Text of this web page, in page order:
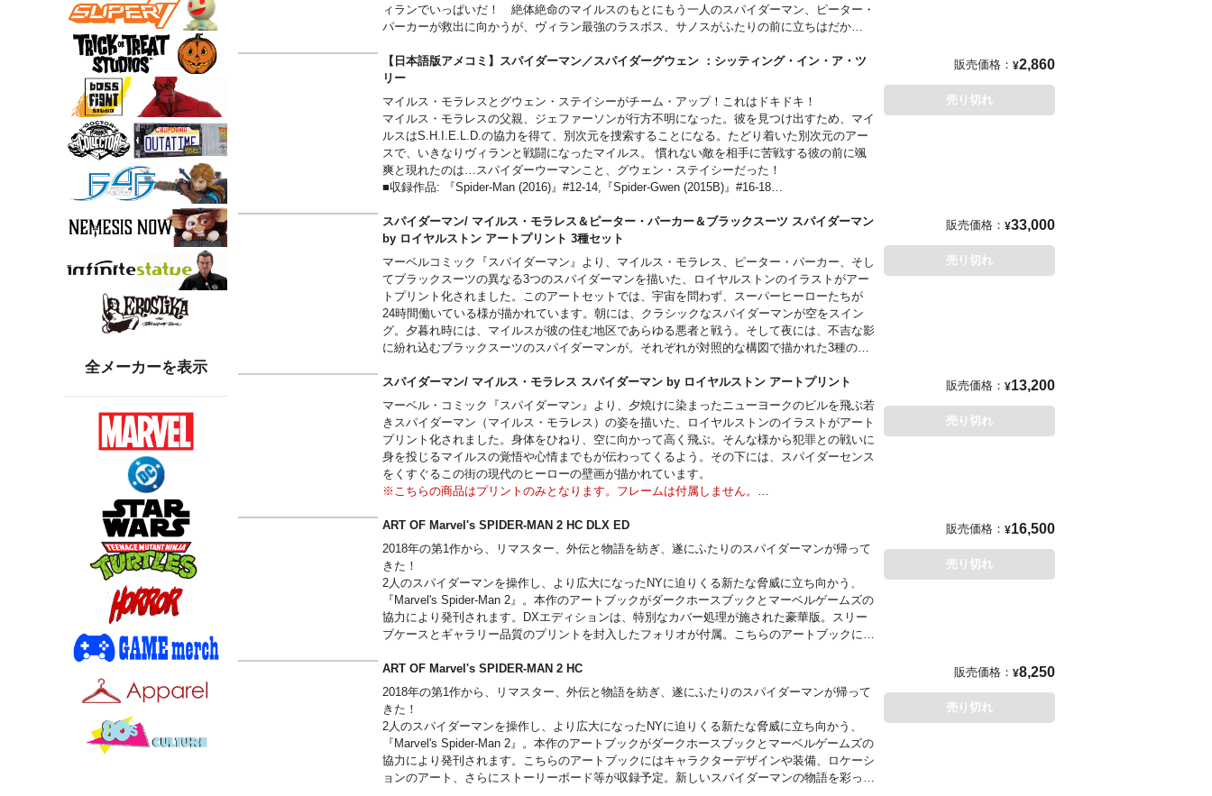
全メーカーを表示
ィランでいっぱいだ！ 絶体絶命のマイルスのもとにもう一人のスパイダーマン、ピーター・
パーカーが救出に向かうが、ヴィラン最強のラスボス、サノスがふたりの前に立ちはだか
■収録作品: 『Peter Parker & Miles Morales: Spider-Men Double Trouble 』#1-4、『Spider-
Man &Venom: Double Trouble 』#1
【著】マリコ・タマキ、ビタ・アヤラ［作］/ グリヒル［画］
●マリコ・タマキ［作］……カナダ出身のライター。彼女の作品は各方面で高い評価を得てお
り、2019年に発表した『ローラ・ディーン・キープス・ブレーキング・アップ・ウィズ・ミ
ー』でアイズナー賞を受賞している。
●ビタ・アヤラ［作］……ニューヨークを拠点とするコミックス・ライター。作品に『ニュー
ミュータンツ』『X・オブ・ソーズ』『モービウス』などがある。
●グリヒル［画］……作画担当のササキと彩色担当のカワノで構成される日本のイラストレー
ターユニット。DCで『スーパーマン・スマッシュ・ザ・クラン』、マーベルにて『パワーパ
ック』『グウェンプール』『ソー&ロキ：ダブル・トラブル』などを手がけている。
●権田アスカ［訳］……翻訳家、ライター。主な訳書に『シルク』『スパイダーパンク：バト
ル・オブ・ザ・バンド』シリーズなどがある。
【日本語版アメコミ】スパイダーマン／スパイダーグウェン ：シッティング・イン・ア・ツ
リー
マイルス・モラレスとグウェン・ステイシーがチーム・アップ！これはドキドキ！
マイルス・モラレスの父親、ジェファーソンが行方不明になった。彼を見つけ出すため、マイ
ルスはS.H.I.E.L.D.の協力を得て、別次元を捜索することになる。たどり着いた別次元のアー
スで、いきなりヴィランと戦闘になったマイルス。 慣れない敵を相手に苦戦する彼の前に颯
爽と現れたのは…スパイダーウーマンこと、グウェン・ステイシーだった！
■収録作品: 『Spider-Man (2016)』#12-14,『Spider-Gwen (2015B)』#16-18
リ、ロビー・ロドリゲス［画］
●ブライアン・マイケル・ベンディス［作］……『アルティメット・スパイダーマン』『ニュ
ー・アベンジャーズ』『シークレット・ウォーズ』などの人気タイトルを手がける売れっ子ラ
イター。
●サラ・ピチェッリ［画］……2011年に『アルティメット・スパイダーマン』のメインアーテ
ィストを務め、同年イーグル賞を受賞したアーティスト。近年は『スカーレット・ウィッチ』
などを手がけている。
●光岡 三ツ子［訳］……翻訳家、ライター。主な訳書に『スパイダーグウェン』シリーズ、
『シビル・ウォー／キャプテン・アメリカ：プレリュード』『ドクター・ストレンジ：プレリ
ュード』などがある。
販売価格： ¥2,860
売り切れ
スパイダーマン/ マイルス・モラレス＆ピーター・パーカー＆ブラックスーツ スパイダーマン
by ロイヤルストン アートプリント 3種セット
マーベルコミック『スパイダーマン』より、マイルス・モラレス、ピーター・パーカー、そし
てブラックスーツの異なる3つのスパイダーマンを描いた、ロイヤルストンのイラストがアー
トプリント化されました。このアートセットでは、宇宙を問わず、スーパーヒーローたちが
24時間働いている様が描かれています。朝には、クラシックなスパイダーマンが空をスイン
グ。夕暮れ時には、マイルスが彼の住む地区であらゆる悪者と戦う。そして夜には、不吉な影
に紛れ込むブラックスーツのスパイダーマンが。それぞれが対照的な構図で描かれた3種のア
※こちらの商品はプリントのみとなります。フレームは付属しません。
クオリティコントロールなどのため製作数を限定し、貴重なコレクターアイテムとして知られ
るサイドショウのアートプリントシリーズ。今まであまり正式流通しなかったこのアートプリ
ントが、サイドショーの協力によりここ日本でも購入が可能に！
サイズ: 304.8mm x 457.2mm / 16 x 24”
販売価格： ¥33,000
売り切れ
スパイダーマン/ マイルス・モラレス スパイダーマン by ロイヤルストン アートプリント
マーベル・コミック『スパイダーマン』より、夕焼けに染まったニューヨークのビルを飛ぶ若
きスパイダーマン（マイルス・モラレス）の姿を描いた、ロイヤルストンのイラストがアート
プリント化されました。身体をひねり、空に向かって高く飛ぶ。そんな様から犯罪との戦いに
身を投じるマイルスの覚悟や心情までもが伝わってくるよう。その下には、スパイダーセンス
をくすぐるこの街の現代のヒーローの壁画が描かれています。
※こちらの商品はプリントのみとなります。フレームは付属しません。
るサイドショウのアートプリントシリーズ。今まであまり正式流通しなかったこのアートプリ
ントが、サイドショーの協力によりここ日本でも購入が可能に！
サイズ: 304.8mm x 457.2mm / 16 x 24”
販売価格： ¥13,200
売り切れ
ART OF Marvel's SPIDER-MAN 2 HC DLX ED
2018年の第1作から、リマスター、外伝と物語を紡ぎ、遂にふたりのスパイダーマンが帰って
きた！
2人のスパイダーマンを操作し、より広大になったNYに迫りくる新たな脅威に立ち向かう、
『Marvel's Spider-Man 2』。本作のアートブックがダークホースブックとマーベルゲームズの
協力により発刊されます。DXエディションは、特別なカバー処理が施された豪華版。スリー
ブケースとギャラリー品質のプリントを封入したフォリオが付属。こちらのアートブックには
定。新しいスパイダーマンの物語を彩った、数々のアートをスパイダーファンにお届けしま
す。
※全文英語です。
※日本国内版が発表される可能性もございますが、予約後のキャンセルは承れません。
※この商品は入荷数の減数などによりご予約をキャンセル頂く場合や、分納での入荷となる場
合がございます。
Web-sling into action with a deluxe oversized hardcover art book chronicling the development
of Marvel's Spider-Man 2 through never-before-seen concept art and intimate creator
販売価格： ¥16,500
売り切れ
ART OF Marvel's SPIDER-MAN 2 HC
2018年の第1作から、リマスター、外伝と物語を紡ぎ、遂にふたりのスパイダーマンが帰って
きた！
2人のスパイダーマンを操作し、より広大になったNYに迫りくる新たな脅威に立ち向かう、
『Marvel's Spider-Man 2』。本作のアートブックがダークホースブックとマーベルゲームズの
協力により発刊されます。こちらのアートブックにはキャラクターデザインや装備、ロケーシ
ョンのアート、さらにストーリーボード等が収録予定。新しいスパイダーマンの物語を彩っ
販売価格： ¥8,250
売り切れ